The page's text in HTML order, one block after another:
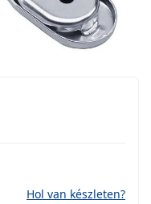
Hol van készleten?